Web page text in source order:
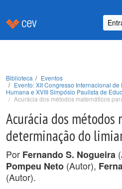
Biblioteca
Eventos
Evento: XII Congresso Internacional
Humana e XVIII Simpósio Paulista de
Acurácia dos métodos matemáticos
Acurácia dos métodos
determinação do
Por Fernando S. Nogueira
Pompeu Neto (Autor),
(Autor).